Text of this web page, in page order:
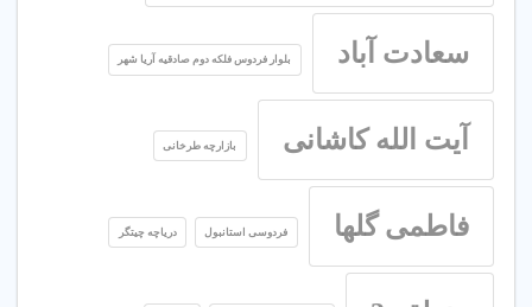
سعادت آباد بلوار فردوس فلکه دوم صادقیه آریا شهر
آیت الله کاشانی بازارچه طرخانی
فاطمی گلها فردوسی استانبول دریاچه چیتگر